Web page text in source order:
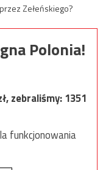
Zełeńskiego?
Polonia!
zebraliśmy:1351
funkcjonowania